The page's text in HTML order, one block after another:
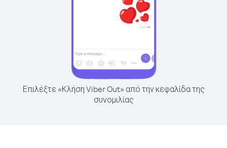
Επιλέξτε «Κλήση Viber Out» από την κεφαλίδα της
συνομιλίας